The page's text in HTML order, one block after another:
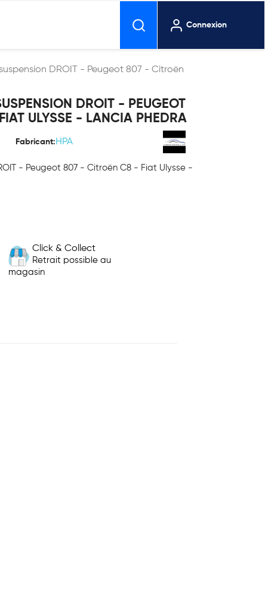
Connexion
suspension DROIT - Peugeot 807 - Citroën
DROIT - PEUGEOT
ULYSSE - LANCIA PHEDRA
Fabricant: HPA
- Peugeot 807 - Citroën C8 - Fiat Ulysse -
Click & Collect
Retrait possible au
magasin